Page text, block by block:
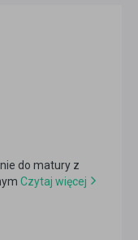
do matury z
Czytaj więcej